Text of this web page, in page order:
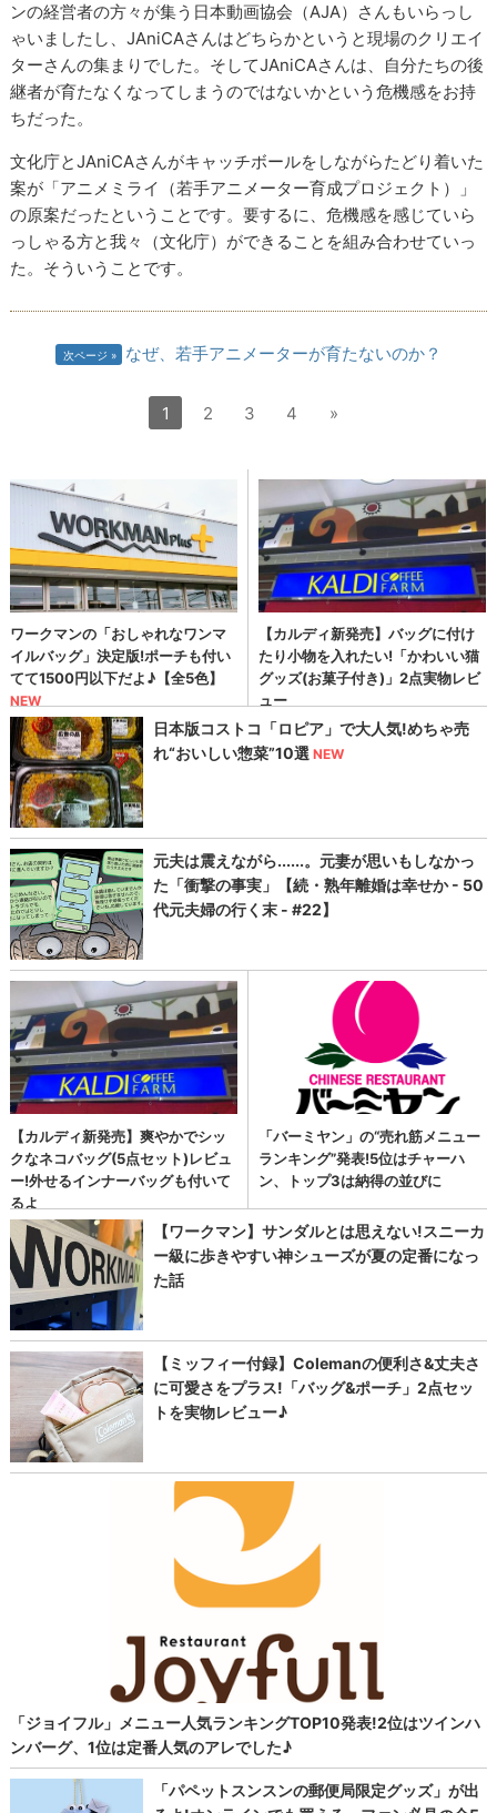
ンの経営者の方々が集う日本動画協会（AJA）さんもいらっし
ゃいましたし、JAniCAさんはどちらかというと現場のクリエイ
ターさんの集まりでした。そしてJAniCAさんは、自分たちの後
継者が育たなくなってしまうのではないかという危機感をお持
ちだった。
文化庁とJAniCAさんがキャッチボールをしながらたどり着いた
案が「アニメミライ（若手アニメーター育成プロジェクト）」
の原案だったということです。要するに、危機感を感じていら
っしゃる方と我々（文化庁）ができることを組み合わせていっ
た。そういうことです。
次ページ なぜ、若手アニメーターが育たないのか？
1 2 3 4 »